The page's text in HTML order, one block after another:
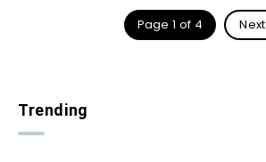
Page 1 of 4 Next
Trending